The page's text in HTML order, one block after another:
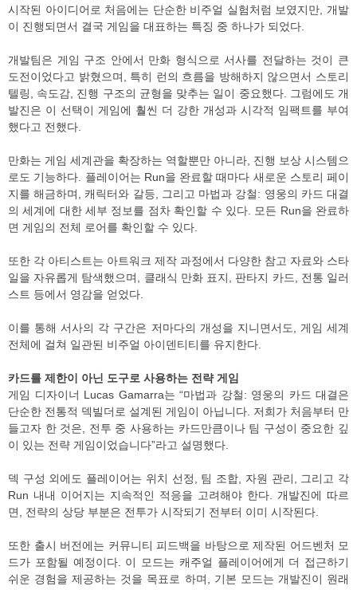
시작된 아이디어로 처음에는 단순한 비주얼 실험처럼 보였지만, 개발
이 진행되면서 결국 게임을 대표하는 특징 중 하나가 되었다.
개발팀은 게임 구조 안에서 만화 형식으로 서사를 전달하는 것이 큰
도전이었다고 밝혔으며, 특히 런의 흐름을 방해하지 않으면서 스토리
텔링, 속도감, 진행 구조의 균형을 맞추는 일이 중요했다. 그럼에도 개
발진은 이 선택이 게임에 훨씬 더 강한 개성과 시각적 임팩트를 부여
했다고 전했다.
만화는 게임 세계관을 확장하는 역할뿐만 아니라, 진행 보상 시스템으
로도 기능하다. 플레이어는 Run을 완료할 때마다 새로운 스토리 페이
지를 해금하며, 캐릭터와 갈등, 그리고 마법과 강철: 영웅의 카드 대결
의 세계에 대한 세부 정보를 점차 확인할 수 있다. 모든 Run을 완료하
면 게임의 전체 로어를 확인할 수 있다.
또한 각 아티스트는 아트워크 제작 과정에서 다양한 참고 자료와 스타
일을 자유롭게 탐색했으며, 클래식 만화 표지, 판타지 카드, 전통 일러
스트 등에서 영감을 얻었다.
이를 통해 서사의 각 구간은 저마다의 개성을 지니면서도, 게임 세계
전체에 걸쳐 일관된 비주얼 아이덴티티를 유지한다.
카드를 제한이 아닌 도구로 사용하는 전략 게임
게임 디자이너 Lucas Gamarra는 “마법과 강철: 영웅의 카드 대결은
단순한 전통적 덱빌더로 설계된 게임이 아닙니다. 저희가 처음부터 만
들고자 한 것은, 전투 중 사용하는 카드만큼이나 팀 구성이 중요한 깊
이 있는 전략 게임이었습니다”라고 설명했다.
덱 구성 외에도 플레이어는 위치 선정, 팀 조합, 자원 관리, 그리고 각
Run 내내 이어지는 지속적인 적응을 고려해야 한다. 개발진에 따르
면, 전략의 상당 부분은 전투가 시작되기 전부터 이미 시작된다.
또한 출시 버전에는 커뮤니티 피드백을 바탕으로 제작된 어드벤처 모
드가 포함될 예정이다. 이 모드는 캐주얼 플레이어에게 더 접근하기
쉬운 경험을 제공하는 것을 목표로 하며, 기본 모드는 개발진이 원래